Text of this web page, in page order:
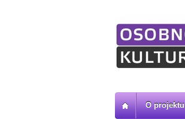
O projektu